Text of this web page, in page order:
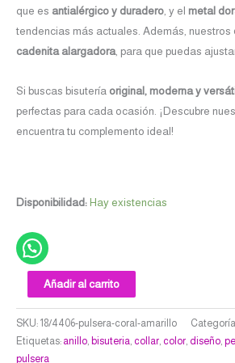
que es antialérgico y duradero, y el metal
tendencias más actuales. Además, nuestros
cadenita alargadora, para que puedas
Si buscas bisutería original, moderna y
perfectas para cada ocasión. ¡Descubre
encuentra tu complemento ideal!
Disponibilidad: Hay existencias
Añadir al carrito
SKU: 18/4406-pulsera-coral-amarillo
Etiquetas: anillo bisuteria collar color diseño
pulsera